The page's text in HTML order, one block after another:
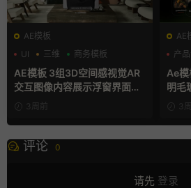
AE模板
UI
三维 商务模板
AE模板 3组3D空间感视觉AR
交互图像内容展示浮窗界面动
3周前
AE
产
产
Ae
明毛
3
评论 0
请先 登录